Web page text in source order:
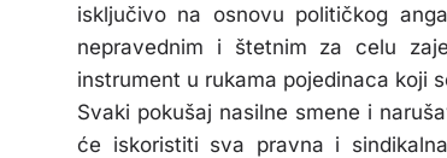
isključivo na osnovu političkog
nepravednim i štetnim za celu
instrument u rukama pojedinaca koji
Svaki pokušaj nasilne smene i
će iskoristiti sva pravna i